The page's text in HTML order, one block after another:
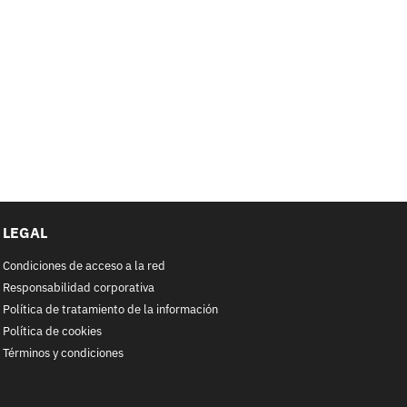
LEGAL
Condiciones de acceso a la red
Responsabilidad corporativa
Política de tratamiento de la información
Política de cookies
Términos y condiciones